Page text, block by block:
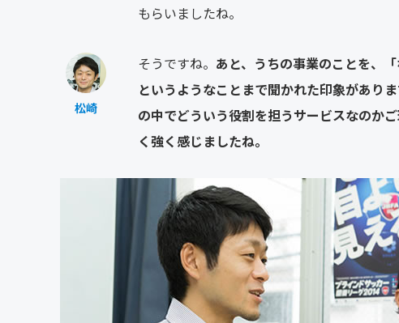
もらいましたね。
松崎
そうですね。 あと、うちの事業のことを、
というようなことまで聞かれた印象があり
の中でどういう役割を担うサービスなのか
く強く感じましたね。